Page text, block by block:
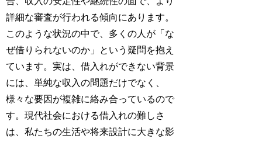
詳細な審査が行われる傾向にあります。
このような状況の中で、多くの人が「な
ぜ借りられないのか」という疑問を抱え
ています。実は、借入れができない背景
には、単純な収入の問題だけでなく、
様々な要因が複雑に絡み合っているので
す。現代社会における借入れの難しさ
は、私たちの生活や将来設計に大きな影